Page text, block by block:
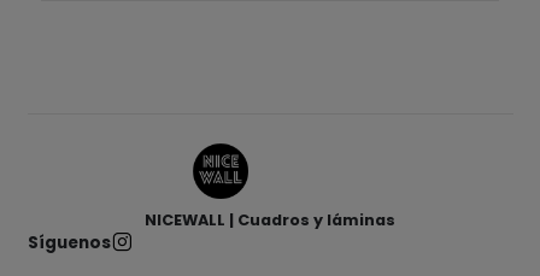
NICEWALL | Cuadros y láminas
Síguenos